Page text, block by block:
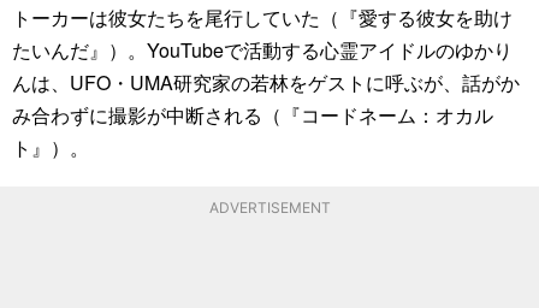
トーカーは彼女たちを尾行していた（『愛する彼女を助け
たいんだ』）。YouTubeで活動する心霊アイドルのゆかり
んは、UFO・UMA研究家の若林をゲストに呼ぶが、話がか
み合わずに撮影が中断される（『コードネーム：オカル
ト』）。
ADVERTISEMENT